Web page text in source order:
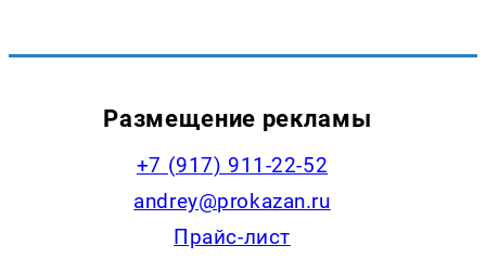
Размещение рекламы
+7 (917) 911-22-52
andrey@prokazan.ru
Прайс-лист